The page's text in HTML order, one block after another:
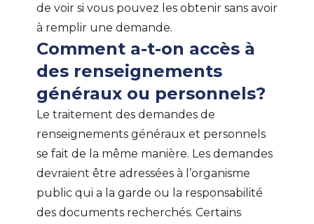
de voir si vous pouvez les obtenir sans avoir
à remplir une demande.
Comment a-t-on accès à
des renseignements
généraux ou personnels?
Le traitement des demandes de
renseignements généraux et personnels
se fait de la même manière. Les demandes
devraient être adressées à l’organisme
public qui a la garde ou la responsabilité
des documents recherchés. Certains